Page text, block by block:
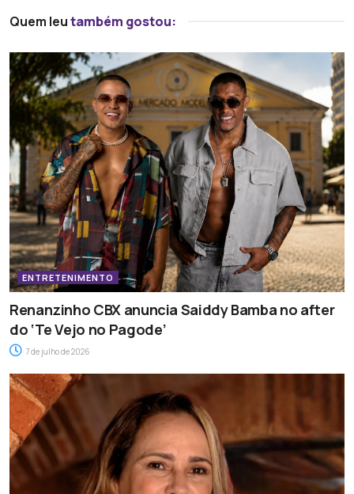
Quem leutambém gostou:
ENTRETENIMENTO
Renanzinho CBX anuncia Saiddy Bamba no after
do ‘Te Vejo no Pagode’
7 de julho de 2026